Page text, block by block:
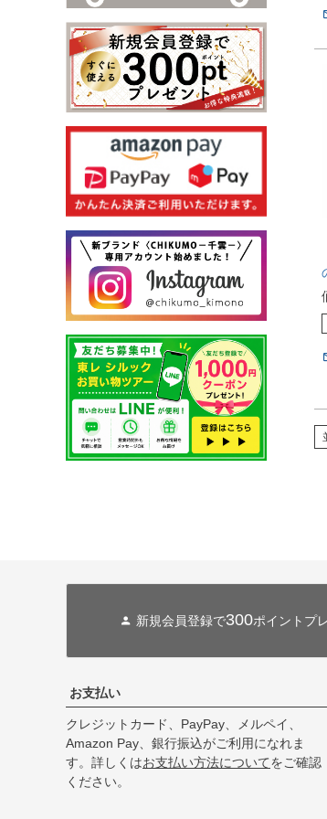
新規会員登録で300ポイントプ
お支払い
クレジットカード、PayPay、メルペイ、
Amazon Pay、銀行振込がご利用になれま
す。詳しくはお支払い方法についてをご確認
ください。